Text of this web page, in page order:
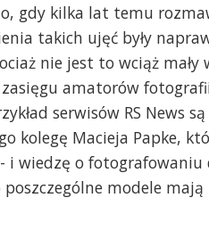
gdy kilka lat temu
takich ujęć były
nie jest to wciąż
amatorów
serwisów RS News
kolegę Macieja Papke,
i wiedzę o
modele